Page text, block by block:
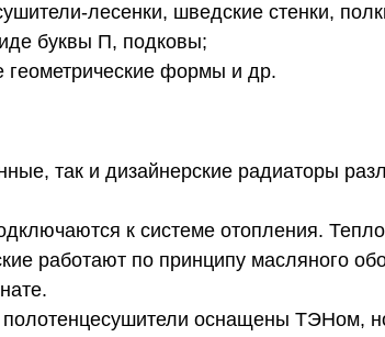
лесенки, шведские стенки,
буквы П, подковы;
геометрические формы и др.
так и дизайнерские радиаторы
к системе отопления.
работают по принципу масляного
оснащены ТЭНом,